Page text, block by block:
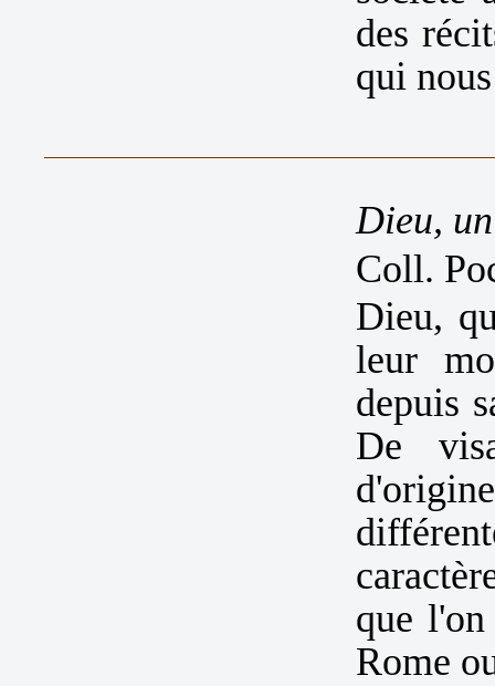
des
qui
Dieu,
Coll.
Dieu,
leur
depuis
De
que
Rome